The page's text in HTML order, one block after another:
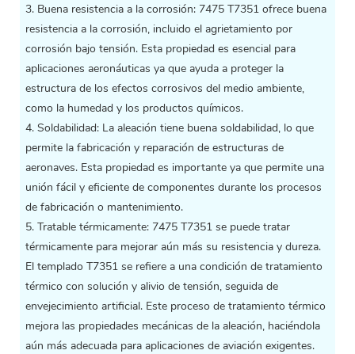
3. Buena resistencia a la corrosión: 7475 T7351 ofrece buena
resistencia a la corrosión, incluido el agrietamiento por
corrosión bajo tensión. Esta propiedad es esencial para
aplicaciones aeronáuticas ya que ayuda a proteger la
estructura de los efectos corrosivos del medio ambiente,
como la humedad y los productos químicos.
4. Soldabilidad: La aleación tiene buena soldabilidad, lo que
permite la fabricación y reparación de estructuras de
aeronaves. Esta propiedad es importante ya que permite una
unión fácil y eficiente de componentes durante los procesos
de fabricación o mantenimiento.
5. Tratable térmicamente: 7475 T7351 se puede tratar
térmicamente para mejorar aún más su resistencia y dureza.
El templado T7351 se refiere a una condición de tratamiento
térmico con solución y alivio de tensión, seguida de
envejecimiento artificial. Este proceso de tratamiento térmico
mejora las propiedades mecánicas de la aleación, haciéndola
aún más adecuada para aplicaciones de aviación exigentes.